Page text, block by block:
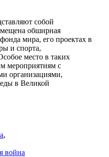
собой
обширная
мира, его проектах в
и спорта,
место в таких
мероприятиям с
организациями,
в Великой
,
война